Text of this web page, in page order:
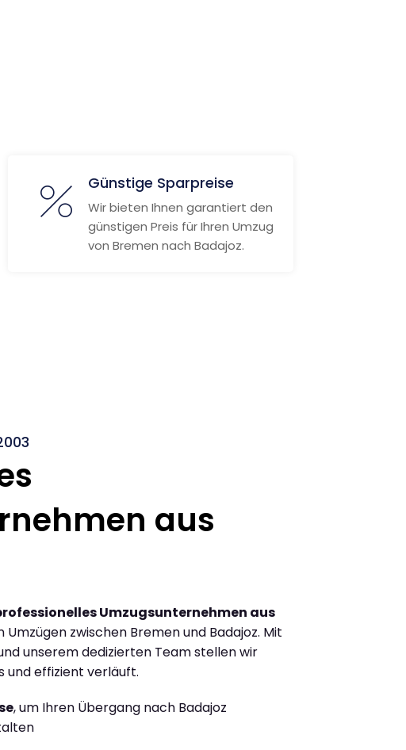
Günstige Sparpreise
Wir bieten Ihnen garantiert den
günstigen Preis für Ihren Umzug
von Bremen nach Badajoz.
aus
Umzugsunternehmen aus
zwischen Bremen und Badajoz. Mit
unserem dedizierten Team stellen wir
und effizient verläuft.
, um Ihren Übergang nach Badajoz